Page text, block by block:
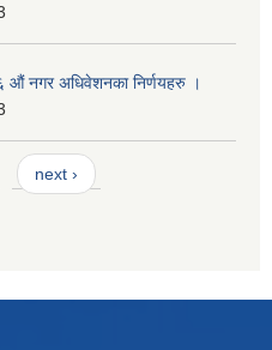
औं नगर अधिवेशनका निर्णयहरु ।
next ›